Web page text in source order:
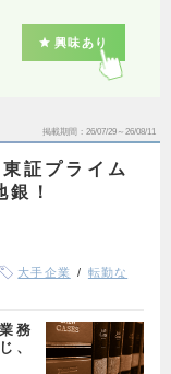
興味あり
掲載期間 26/07/29～26/08/11
証プライム
！
大手企業
転勤な
務
、